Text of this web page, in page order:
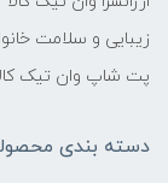
زیبایی و سلامت
پت شاپ وان تیک
دسته بندی